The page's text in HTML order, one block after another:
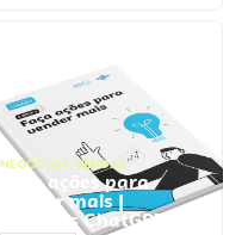
NEGÓCIOS, VENDAS
Faça ações para
vender mais |
Prompts ChatGPT